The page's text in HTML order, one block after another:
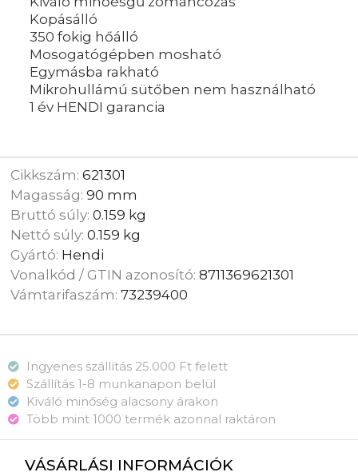
Kopásálló
350 fokig hőálló
Mosogatógépben mosható
Egymásba rakható
Mikrohullámú sütőben nem használható
1 év HENDI garancia
Cikkszám:621301
Magasság:90 mm
Bruttó súly:0.159 kg
Nettó súly:0.159 kg
Gyártó: Hendi
Vonalkód / GTIN azonosító:8711369621301
Vámtarifaszám:73239400
Ingyenes szállítás 25.000 Ft felett
Szállítás 1-8 munkanapon belül
Kiváló minőség alacsony árakon
Több mint 1000 termék azonnal raktáron
VÁSÁRLÁSI INFORMÁCIÓK